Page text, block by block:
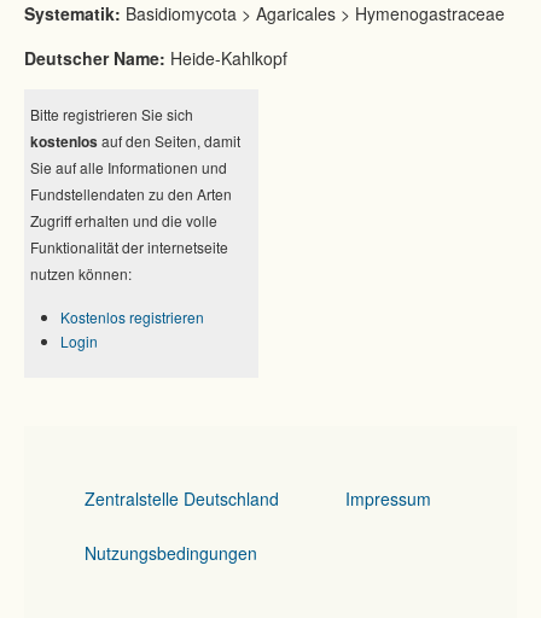
Systematik: Basidiomycota > Agaricales > Hymenogastraceae
Deutscher Name: Heide-Kahlkopf
Bitte registrieren Sie sich
kostenlos auf den Seiten, damit
Sie auf alle Informationen und
Fundstellendaten zu den Arten
Zugriff erhalten und die volle
Funktionalität der internetseite
nutzen können:
Kostenlos registrieren
Login
Zentralstelle Deutschland Impressum
Nutzungsbedingungen